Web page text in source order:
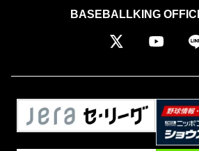
BASEBALLKING